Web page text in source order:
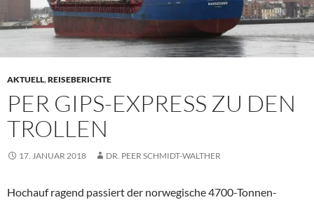
AKTUELL,REISEBERICHTE
PER GIPS-EXPRESS ZU DEN
TROLLEN
17. JANUAR 2018 DR. PEER SCHMIDT-WALTHER
Hochauf ragend passiert der norwegische 4700-Tonnen-